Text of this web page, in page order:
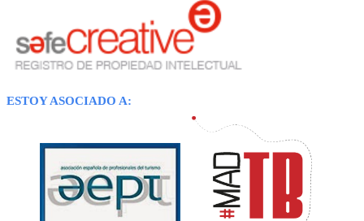
ESTOY ASOCIADO A: